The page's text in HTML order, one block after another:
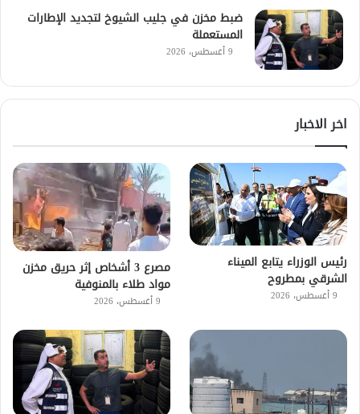
ضبط مخزن في جليب الشيوخ لتجديد الإطارات
المستعملة
9 أغسطس، 2026
اخر الاخبار
رئيس الوزراء يتابع الميناء
الشرقي بمطروح
9 أغسطس، 2026
مصرع 3 أشخاص إثر حريق مخزن
مواد طلاء بالمنوفية
9 أغسطس، 2026